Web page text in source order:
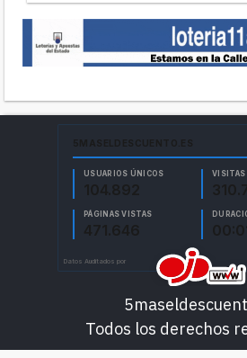
Todos los derechos